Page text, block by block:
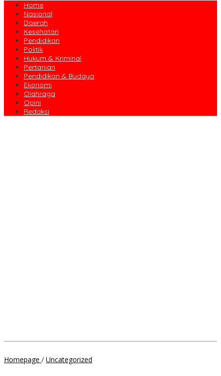
Home
Nasional
Daerah
Kesehatan
Pendidikan
Politik
Hukum & Kriminal
Pertanian
Pendidikan & Budaya
Ekonomi
Olahraga
Opini
Redaksi
Homepage / Uncategorized